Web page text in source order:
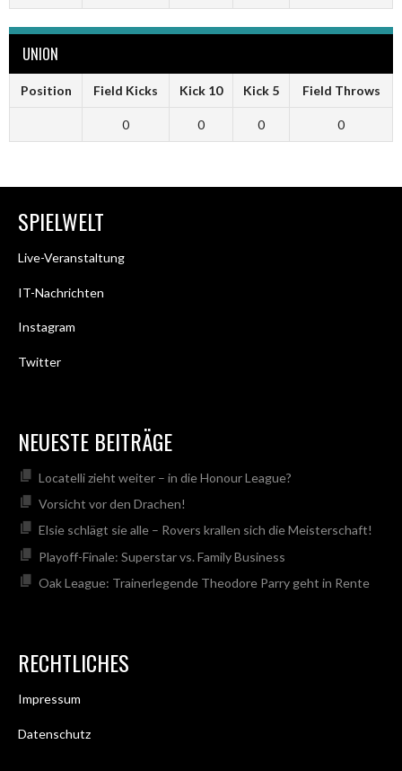
UNION
Position Field Kicks Kick 10 Kick 5 Field Throws
0 0 0 0
SPIELWELT
Live-Veranstaltung
IT-Nachrichten
Instagram
Twitter
NEUESTE BEITRÄGE
Locatelli zieht weiter – in die Honour League?
Vorsicht vor den Drachen!
Elsie schlägt sie alle – Rovers krallen sich die Meisterschaft!
Playoff-Finale: Superstar vs. Family Business
Oak League: Trainerlegende Theodore Parry geht in Rente
RECHTLICHES
Impressum
Datenschutz